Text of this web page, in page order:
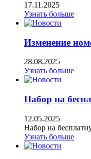
17.11.2025
Узнать больше
Изменение
28.08.2025
Узнать больше
Набор на
12.05.2025
Набор на
Узнать больше